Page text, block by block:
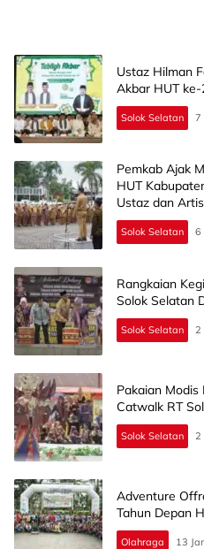
Ustaz Hilman
Akbar HUT
Solok Selatan 7
Pemkab Ajak
HUT
Ustaz dan
Solok Selatan 6
Rangkaian
Solok Selatan
Solok Selatan 2
Pakaian
Catwalk RT
Solok Selatan 2
Adventure
Tahun Depan
Olahraga 13